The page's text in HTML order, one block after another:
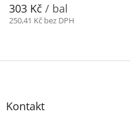
303 Kč / bal
250,41 Kč bez DPH
Z
Kontakt